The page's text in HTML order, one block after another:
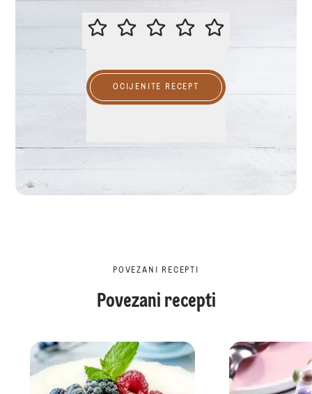
MOLIMO OCIJENITE OVAJ
OCIJENITE RECEPT
POVEZANI RECEPTI
Povezani recepti